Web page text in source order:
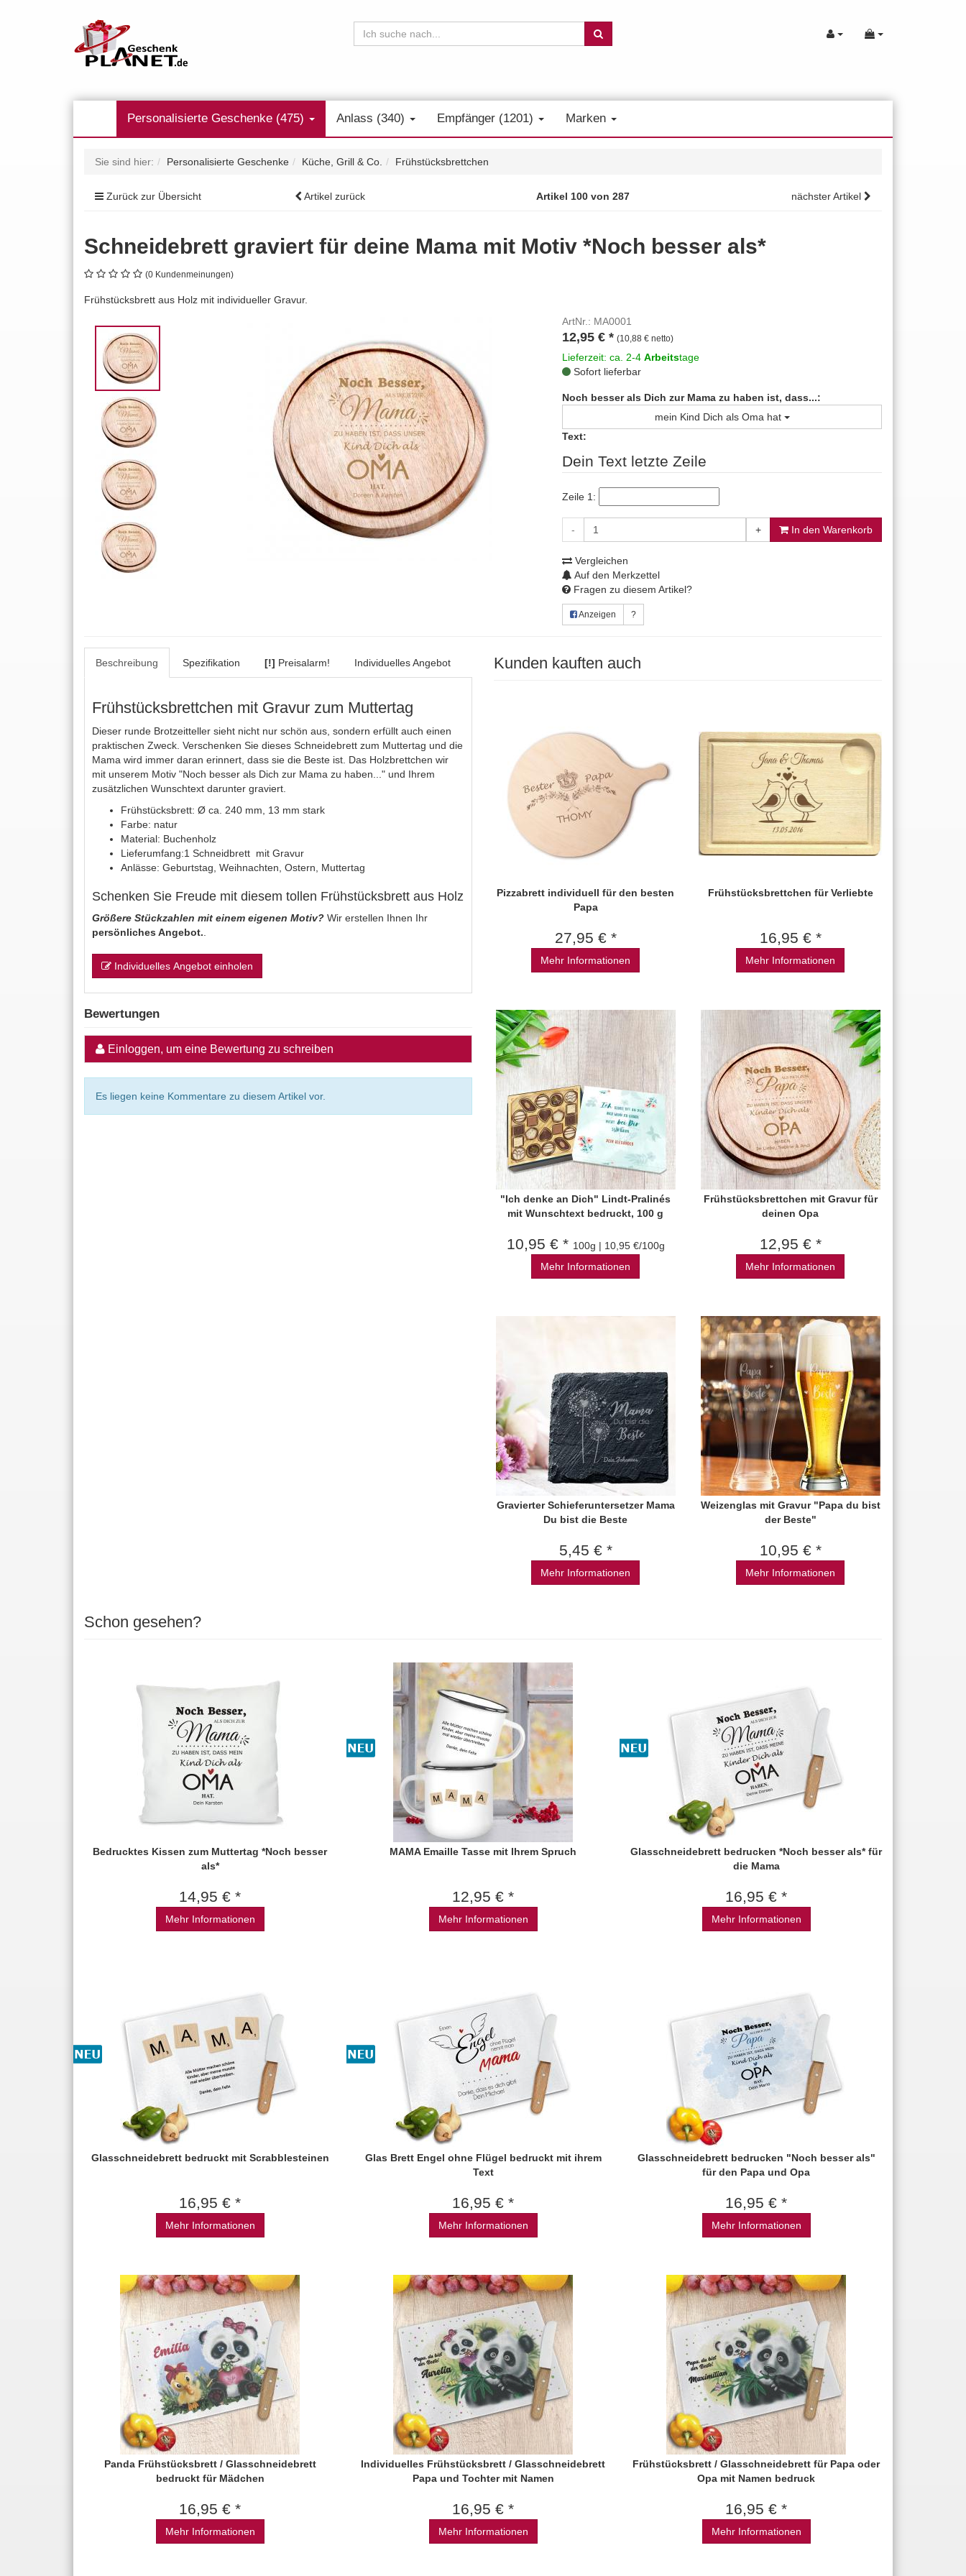
Personalisierte Geschenke (475) Anlass (340) Empfänger (1201) Marken
Sie sind hier: Personalisierte Geschenke Küche, Grill & Co. Frühstücksbrettchen
Zurück zur Übersicht Artikel zurück Artikel 100 von 287 nächster Artikel
Schneidebrett graviert für deine Mama mit Motiv *Noch besser als*
(0 Kundenmeinungen)
Frühstücksbrett aus Holz mit individueller Gravur.
ArtNr.: MA0001
12,95 € * (10,88 € netto)
Lieferzeit: ca. 2-4 Arbeitstage
Sofort lieferbar
Noch besser als Dich zur Mama zu haben ist, dass...:
mein Kind Dich als Oma hat
Text:
Dein Text letzte Zeile
Zeile 1:
- + In den Warenkorb
Vergleichen
Auf den Merkzettel
Fragen zu diesem Artikel?
Anzeigen ?
Beschreibung Spezifikation [!] Preisalarm! Individuelles Angebot
Frühstücksbrettchen mit Gravur zum Muttertag
Dieser runde Brotzeitteller sieht nicht nur schön aus, sondern erfüllt auch einen
praktischen Zweck. Verschenken Sie dieses Schneidebrett zum Muttertag und die
Mama wird immer daran erinnert, dass sie die Beste ist. Das Holzbrettchen wir
mit unserem Motiv "Noch besser als Dich zur Mama zu haben..." und Ihrem
zusätzlichen Wunschtext darunter graviert.
Frühstücksbrett: Ø ca. 240 mm, 13 mm stark
Farbe: natur
Material: Buchenholz
Lieferumfang:1 Schneidbrett mit Gravur
Anlässe: Geburtstag, Weihnachten, Ostern, Muttertag
Schenken Sie Freude mit diesem tollen Frühstücksbrett aus Holz
Größere Stückzahlen mit einem eigenen Motiv? Wir erstellen Ihnen Ihr
persönliches Angebot.
Individuelles Angebot einholen
Bewertungen
Einloggen, um eine Bewertung zu schreiben
Es liegen keine Kommentare zu diesem Artikel vor.
Kunden kauften auch
Pizzabrett individuell für den besten
Papa
27,95 € *
Mehr Informationen
Frühstücksbrettchen für Verliebte
16,95 € *
Mehr Informationen
"Ich denke an Dich" Lindt-Pralinés
mit Wunschtext bedruckt, 100 g
10,95 € * 100g | 10,95 €/100g
Mehr Informationen
Frühstücksbrettchen mit Gravur für
deinen Opa
12,95 € *
Mehr Informationen
Gravierter Schieferuntersetzer Mama
Du bist die Beste
5,45 € *
Mehr Informationen
Weizenglas mit Gravur "Papa du bist
der Beste"
10,95 € *
Mehr Informationen
Schon gesehen?
Bedrucktes Kissen zum Muttertag *Noch besser
als*
14,95 € *
Mehr Informationen
MAMA Emaille Tasse mit Ihrem Spruch
12,95 € *
Mehr Informationen
Glasschneidebrett bedrucken *Noch besser als* für
die Mama
16,95 € *
Mehr Informationen
Glasschneidebrett bedruckt mit Scrabblesteinen
16,95 € *
Mehr Informationen
Glas Brett Engel ohne Flügel bedruckt mit ihrem
Text
16,95 € *
Mehr Informationen
Glasschneidebrett bedrucken "Noch besser als"
für den Papa und Opa
16,95 € *
Mehr Informationen
Panda Frühstücksbrett / Glasschneidebrett
bedruckt für Mädchen
16,95 € *
Mehr Informationen
Individuelles Frühstücksbrett / Glasschneidebrett
Papa und Tochter mit Namen
16,95 € *
Mehr Informationen
Frühstücksbrett / Glasschneidebrett für Papa oder
Opa mit Namen bedruck
16,95 € *
Mehr Informationen